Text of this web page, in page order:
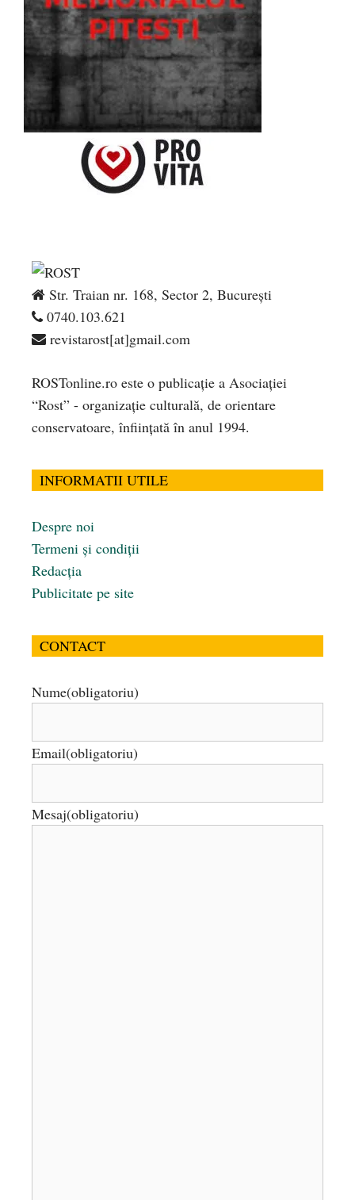
Str. Traian nr. 168, Sector 2, București
0740.103.621
revistarost[at]gmail.com
ROSTonline.ro este o publicaţie a Asociaţiei
“Rost” - organizaţie culturală, de orientare
conservatoare, înfiinţată în anul 1994.
INFORMATII UTILE
Despre noi
Termeni și condiții
Redacția
Publicitate pe site
CONTACT
Nume(obligatoriu)
Email(obligatoriu)
Mesaj(obligatoriu)